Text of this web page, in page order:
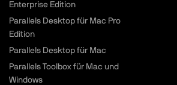
Enterprise Edition
Parallels Desktop für Mac Pro
Edition
Parallels Desktop für Mac
Parallels Toolbox für Mac und
Windows